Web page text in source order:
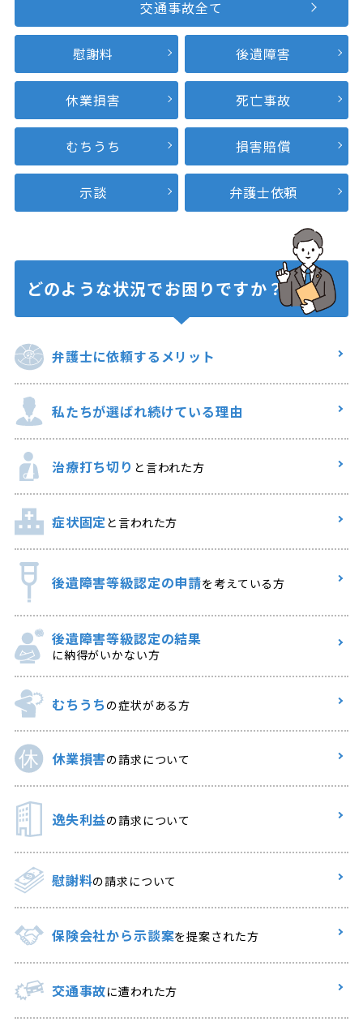
交通事故全て
慰謝料 後遺障害
休業損害 死亡事故
むちうち 損害賠償
示談 弁護士依頼
どのような状況でお困りですか？
弁護士に依頼するメリット
私たちが選ばれ続けている理由
治療打ち切り と言われた方
症状固定と言われた方
後遺障害等級認定の申請を考えている方
後遺障害等級認定の結果
に納得がいかない方
むちうちの症状がある方
休業損害の請求について
逸失利益の請求について
慰謝料の請求について
保険会社から示談案を提案された方
交通事故に遭われた方